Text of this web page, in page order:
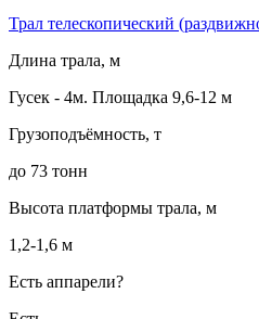
Трал телескопический
Длина трала, м
Гусек - 4м. Площадка 9,6-12 м
Грузоподъёмность, т
до 73 тонн
Высота платформы трала, м
1,2-1,6 м
Есть аппарели?